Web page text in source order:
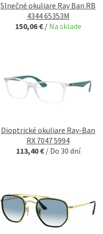
Slnečné okuliare Ray Ban RB
4344 65353M
150,06 € / Na sklade
Dioptrické okuliare Ray-Ban
RX 7047 5994
113,40 € / Do 30 dní